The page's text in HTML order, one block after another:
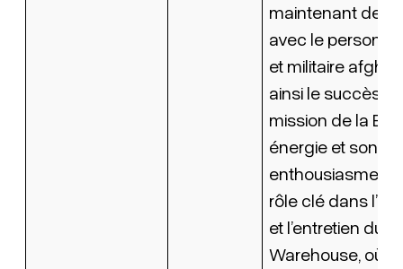
maintenant des
avec le
et militaire
ainsi le succès
mission de la
énergie et son
enthousiasme
rôle clé dans
et l’entretien du
Warehouse, où